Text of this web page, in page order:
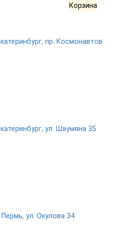
Корзина
пр. Космонавтов
ул. Шаумяна 35
ул. Окулова 34